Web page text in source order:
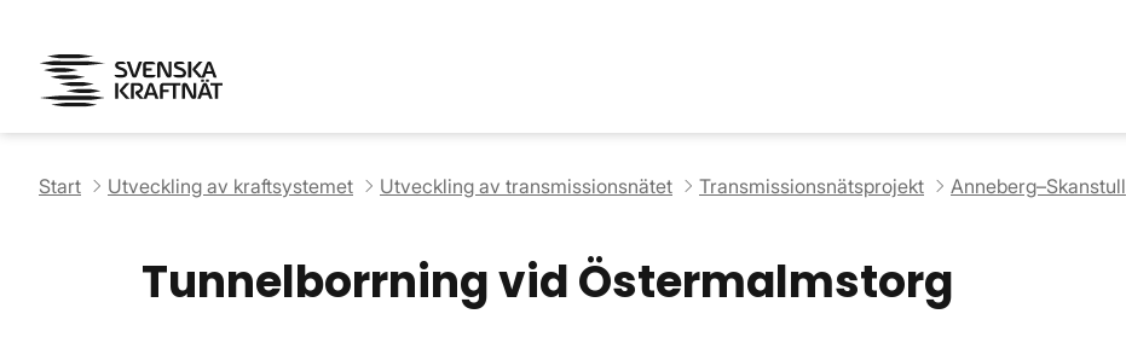
Start Utveckling av kraftsystemet Utveckling av transmissionsnätet Transmissionsnätsprojekt Anneberg–Skanstull
Tunnelborrning vid Östermalmstorg